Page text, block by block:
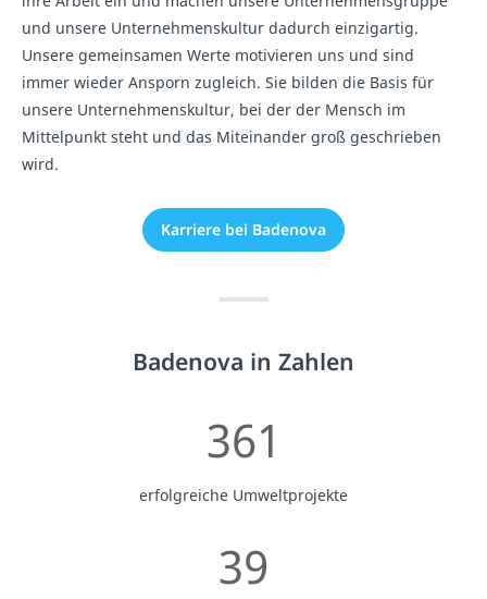
und unsere Unternehmenskultur dadurch einzigartig.
Unsere gemeinsamen Werte motivieren uns und sind
immer wieder Ansporn zugleich. Sie bilden die Basis für
unsere Unternehmenskultur, bei der der Mensch im
Mittelpunkt steht und das Miteinander groß geschrieben
wird.
Karriere bei Badenova
Badenova in Zahlen
361
erfolgreiche Umweltprojekte
39